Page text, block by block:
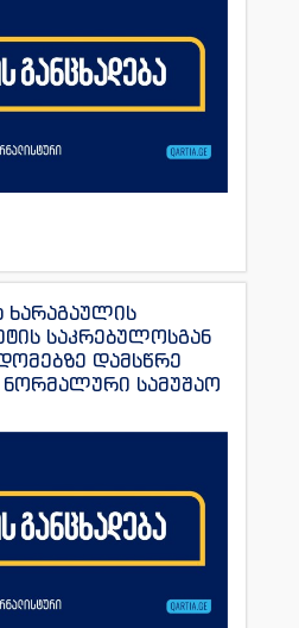
ხარაგაულის
საკრებულოსგან
დამსწრე
ნორმალური სამუშაო